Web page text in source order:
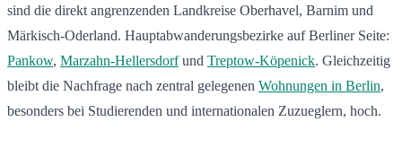
sind die direkt angrenzenden Landkreise Oberhavel, Barnim und
Märkisch-Oderland. Hauptabwanderungsbezirke auf Berliner Seite:
Pankow, Marzahn-Hellersdorfund Treptow-Köpenick. Gleichzeitig
bleibt die Nachfrage nach zentral gelegenen Wohnungen in Berlin,
besonders bei Studierenden und internationalen Zuzueglern, hoch.